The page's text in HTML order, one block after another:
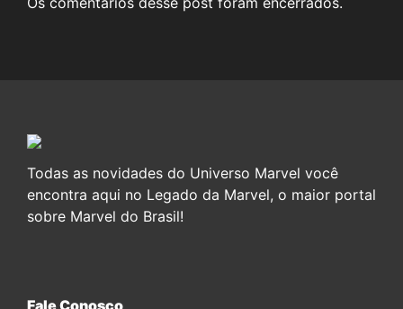
Todas as novidades do Universo Marvel você
encontra aqui no Legado da Marvel, o maior portal
sobre Marvel do Brasil!